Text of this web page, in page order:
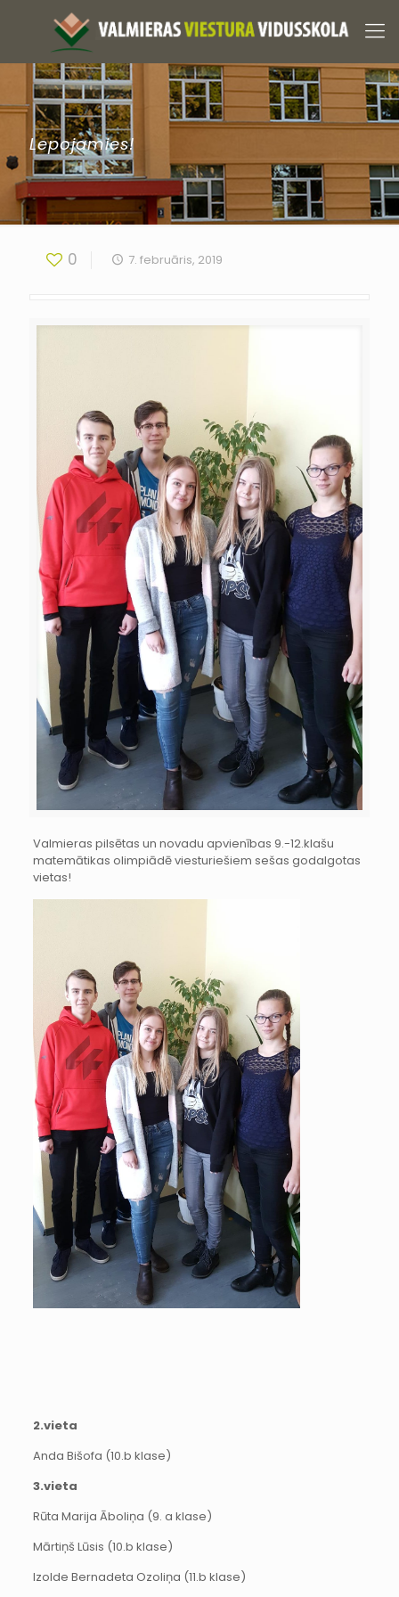
Lepojamies!
0 7. februāris, 2019
Valmieras pilsētas un novadu apvienības 9.-12.klašu
matemātikas olimpiādē viesturiešiem sešas godalgotas
vietas!
2.vieta
Anda Bišofa (10.b klase)
3.vieta
Rūta Marija Āboliņa (9. a klase)
Mārtiņš Lūsis (10.b klase)
Izolde Bernadeta Ozoliņa (11.b klase)